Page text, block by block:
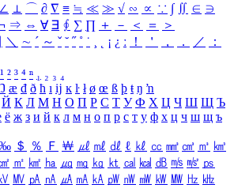
∠ ⊥ ⌒ ∂ ∇ ≡ ≒ ≪ ≫ √ ∽ ∝ ∵ ∫ ∬ ∈ ∋
⇒ ⇔ ∀ ∃ ∮ ∑ ∏ ＋ － ＜ ＝
＞
＼ ∼ ´ ～ ˇ ˘ ˝ ˚ ˙ ¸ ¡ ¿ ː ！ ＇ ， ． ／
：
¹ ² ³ ⁴ ⁿ ₁ ₂ ₃ ₄
æ đ ð ħ ı ĳ ĸ ŀ ł ø œ ß þ ŧ ŋ ŉ
Й К Л М Н О П Р С Т У Ф Х Ц Ч Ш Щ Ъ
ё ж з и й к л м н о п р с т у ф х ц ч ш щ ъ
＄ ％ Ｆ ￦ ㎕ ㎖ ㎗ ℓ ㎘ ㏄ ㎣ ㎤ ㎥ ㎦
㎡ ㎢ ㏊ ㎍ ㎎ ㎏ ㏏ ㎈ ㎉ ㏈ ㎧ ㎨ ㎰
㎹ ㎀ ㎁ ㎂ ㎃ ㎄ ㎺ ㎻ ㎽ ㎾ ㎿ ㎐ ㎑